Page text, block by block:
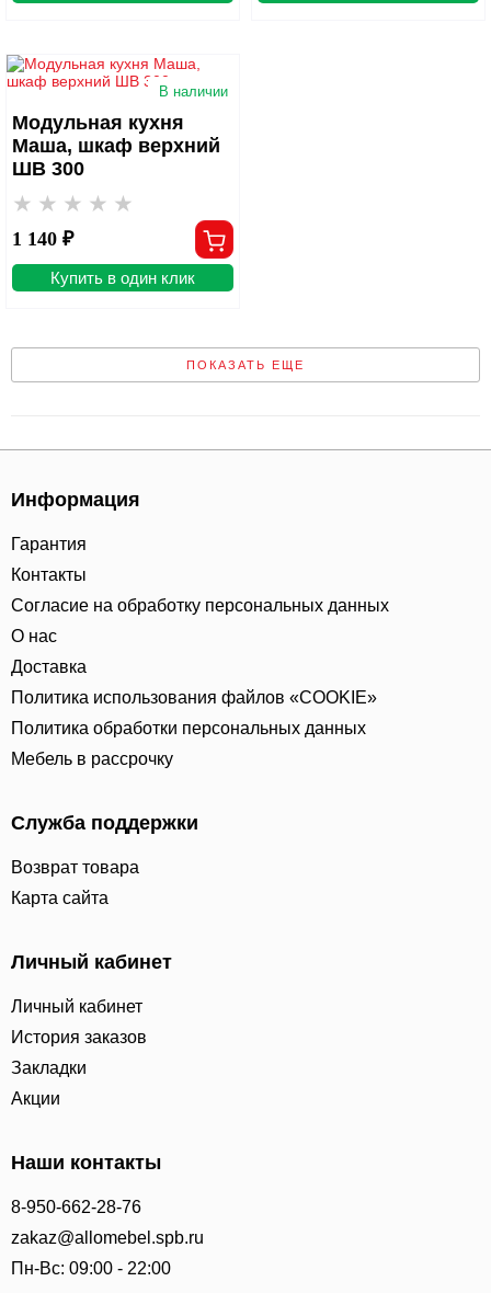
В наличии
Модульная кухня
Маша, шкаф верхний
ШВ 300
1 140 ₽
Купить в один клик
ПОКАЗАТЬ ЕЩЕ
Информация
Гарантия
Контакты
Согласие на обработку персональных данных
О нас
Доставка
Политика использования файлов «COOKIE»
Политика обработки персональных данных
Мебель в рассрочку
Служба поддержки
Возврат товара
Карта сайта
Личный кабинет
Личный кабинет
История заказов
Закладки
Акции
Наши контакты
8-950-662-28-76
zakaz@allomebel.spb.ru
Пн-Вс: 09:00 - 22:00